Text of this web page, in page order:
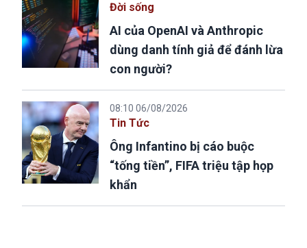
Đời sống
AI của OpenAI và Anthropic
dùng danh tính giả để đánh lừa
con người?
08:10 06/08/2026
Tin Tức
Ông Infantino bị cáo buộc
“tống tiền”, FIFA triệu tập họp
khẩn